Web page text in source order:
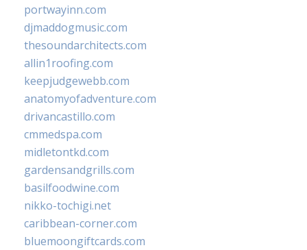
portwayinn.com
djmaddogmusic.com
thesoundarchitects.com
allin1roofing.com
keepjudgewebb.com
anatomyofadventure.com
drivancastillo.com
cmmedspa.com
midletontkd.com
gardensandgrills.com
basilfoodwine.com
nikko-tochigi.net
caribbean-corner.com
bluemoongiftcards.com